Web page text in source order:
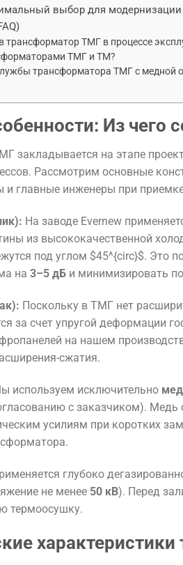
выбор для модернизации
ТМГ в процессе
ТМГ и ТМ?
трансформатора ТМГ с медной
Из чего
закладывается на этапе
Рассмотрим основные
и главные инженеры при
На заводе Evernew
из высококачественной
под углом $45^{circ}$. Это
на 3–5 дБи минимизировать
Поскольку в ТМГ нет
за счет упругой деформации
на нашем
сжатия.
используем исключительно
с заказчиком).
усилиям при коротких
глубоко
не менее 50 кВ). Перед
термоосушку.